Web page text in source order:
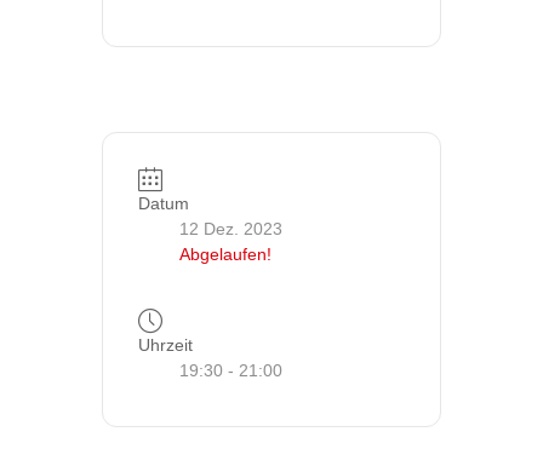
Datum
12 Dez. 2023
Abgelaufen!
Uhrzeit
19:30 - 21:00